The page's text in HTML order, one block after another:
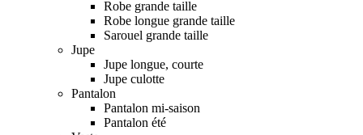
Robe grande taille
Robe longue grande taille
Sarouel grande taille
Jupe
Jupe longue, courte
Jupe culotte
Pantalon
Pantalon mi-saison
Pantalon été